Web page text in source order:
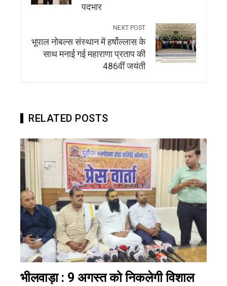
पदभार
NEXT POST
भूपाल नोबल्स संस्थान में हर्षोल्लास के
साथ मनाई गई महाराणा प्रताप की
486वीं जयंती
RELATED POSTS
भीलवाड़ा : 9 अगस्त को निकलेगी विशाल